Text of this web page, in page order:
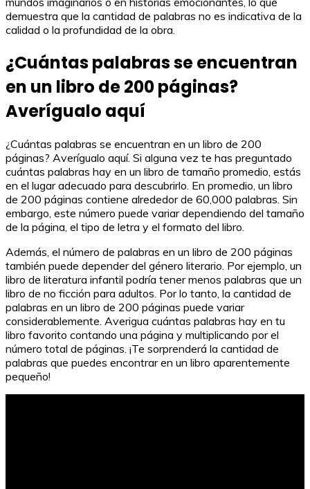
demuestra que la cantidad de palabras no es indicativa de la
calidad o la profundidad de la obra.
¿Cuántas palabras se encuentran
en un libro de 200 páginas?
Averígualo aquí
¿Cuántas palabras se encuentran en un libro de 200
páginas? Averígualo aquí. Si alguna vez te has preguntado
cuántas palabras hay en un libro de tamaño promedio, estás
en el lugar adecuado para descubrirlo. En promedio, un libro
de 200 páginas contiene alrededor de 60,000 palabras. Sin
embargo, este número puede variar dependiendo del tamaño
de la página, el tipo de letra y el formato del libro.
Además, el número de palabras en un libro de 200 páginas
también puede depender del género literario. Por ejemplo, un
libro de literatura infantil podría tener menos palabras que un
libro de no ficción para adultos. Por lo tanto, la cantidad de
palabras en un libro de 200 páginas puede variar
considerablemente. Averigua cuántas palabras hay en tu
libro favorito contando una página y multiplicando por el
número total de páginas. ¡Te sorprenderá la cantidad de
palabras que puedes encontrar en un libro aparentemente
pequeño!